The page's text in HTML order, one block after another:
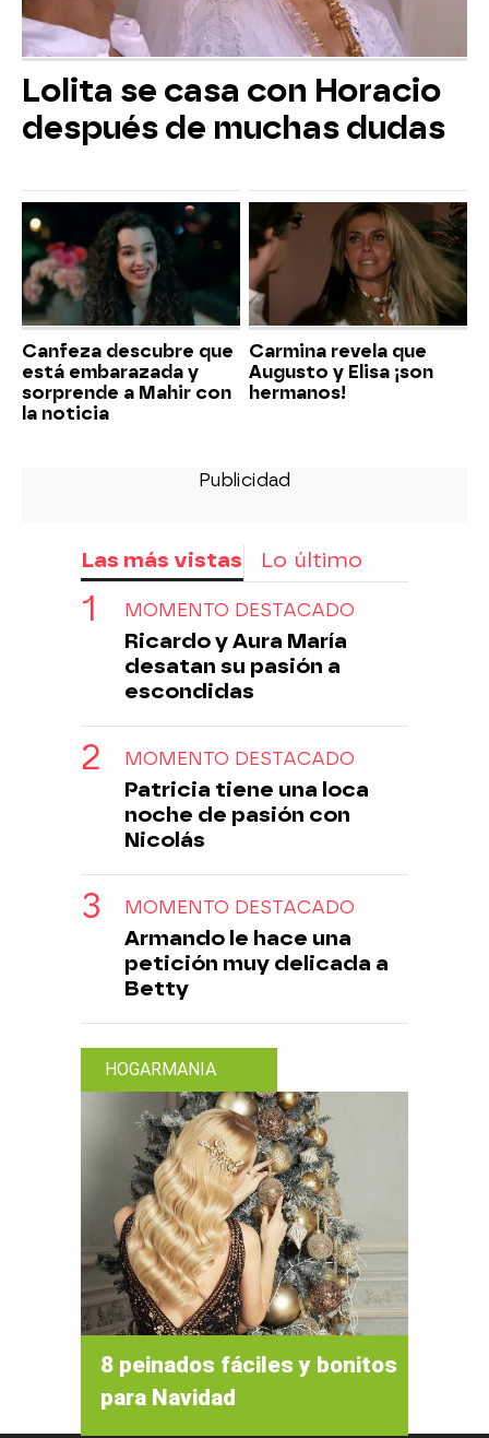
Lolita se casa con Horacio
después de muchas dudas
Canfeza descubre que
está embarazada y
sorprende a Mahir con
la noticia
Carmina revela que
Augusto y Elisa ¡son
hermanos!
Las más vistas Lo último
MOMENTO DESTACADO
Ricardo y Aura María
desatan su pasión a
escondidas
MOMENTO DESTACADO
Patricia tiene una loca
noche de pasión con
Nicolás
MOMENTO DESTACADO
Armando le hace una
petición muy delicada a
Betty
HOGARMANIA
8 peinados fáciles y bonitos
para Navidad